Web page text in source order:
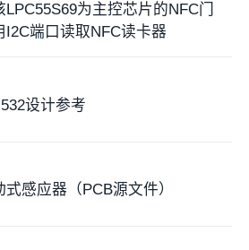
为主控芯片的NFC门
I2C端口读取NFC读卡器
PN532设计参考
式感应器（PCB源文件）